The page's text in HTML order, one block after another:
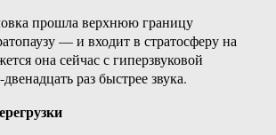
прошла верхнюю границу
— и входит в стратосферу на
она сейчас с гиперзвуковой
раз быстрее звука.